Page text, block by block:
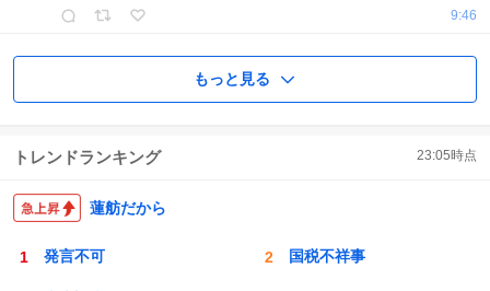
9:46
もっと見る
トレンドランキング 23:05時点
蓮舫だから
発言不可 国税不祥事